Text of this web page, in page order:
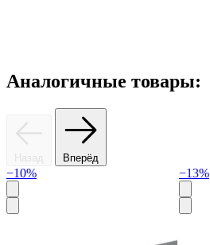
Аналогичные товары:
Назад Вперёд
−10% −13%